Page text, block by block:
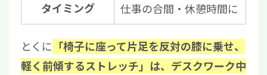
タイミング 仕事の合間・休憩時間に
とくに 「椅子に座って片足を反対の膝に乗せ、
軽く前傾するストレッチ」は、デスクワーク中